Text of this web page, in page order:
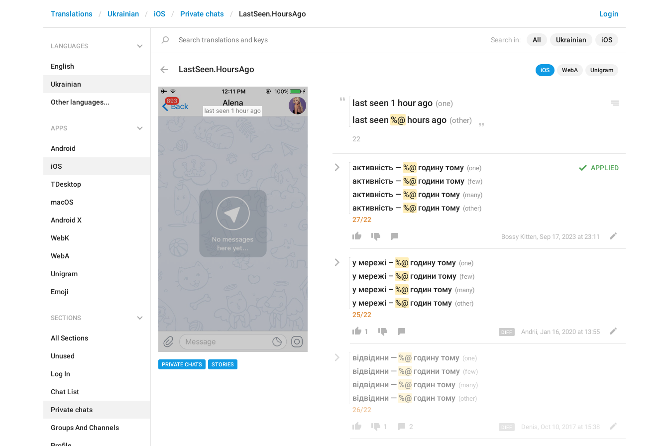
Search in: All Ukrainian iOS
Login
Translations Ukrainian iOS Private chats LastSeen.HoursAgo
LANGUAGES
English
Ukrainian
Other languages...
APPS
Android
iOS
TDesktop
macOS
Android X
WebK
WebA
Unigram
Emoji
SECTIONS
All Sections
Unused
Log In
Chat List
Private chats
Groups And Channels
LastSeen.HoursAgo iOS WebA Unigram
PRIVATE CHATS STORIES
last seen 1 hour ago
last seen %@ hours ago
22
APPLIED
активність — %@ годину тому
активність — %@ години тому
активність — %@ годин тому
активність — %@ годин тому
27/22
Bossy Kitten, Sep 17, 2023 at 23:11
у мережі – %@ годину тому
у мережі – %@ години тому
у мережі – %@ годин тому
у мережі – %@ годин тому
25/22
1 Andrii, Jan 16, 2020 at 13:55
відвідини — %@ годину тому
відвідини — %@ години тому
відвідини — %@ годин тому
відвідини — %@ годин тому
26/22
1 2 Denis, Oct 10, 2017 at 15:38